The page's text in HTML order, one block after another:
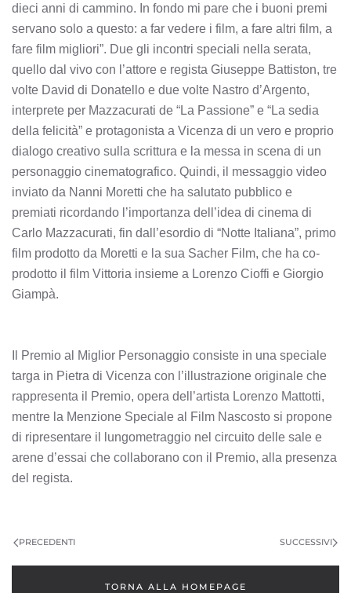
dieci anni di cammino. In fondo mi pare che i buoni premi
servano solo a questo: a far vedere i film, a fare altri film, a
fare film migliori”. Due gli incontri speciali nella serata,
quello dal vivo con l’attore e regista Giuseppe Battiston, tre
volte David di Donatello e due volte Nastro d’Argento,
interprete per Mazzacurati de “La Passione” e “La sedia
della felicità” e protagonista a Vicenza di un vero e proprio
dialogo creativo sulla scrittura e la messa in scena di un
personaggio cinematografico. Quindi, il messaggio video
inviato da Nanni Moretti che ha salutato pubblico e
premiati ricordando l’importanza dell’idea di cinema di
Carlo Mazzacurati, fin dall’esordio di “Notte Italiana”, primo
film prodotto da Moretti e la sua Sacher Film, che ha co-
prodotto il film Vittoria insieme a Lorenzo Cioffi e Giorgio
Giampà.
Il Premio al Miglior Personaggio consiste in una speciale
targa in Pietra di Vicenza con l’illustrazione originale che
rappresenta il Premio, opera dell’artista Lorenzo Mattotti,
mentre la Menzione Speciale al Film Nascosto si propone
di ripresentare il lungometraggio nel circuito delle sale e
arene d’essai che collaborano con il Premio, alla presenza
del regista.
PRECEDENTI SUCCESSIVI
TORNA ALLA HOMEPAGE